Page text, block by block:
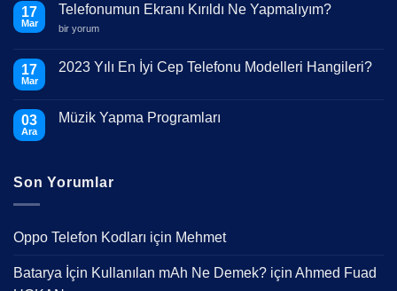
17
Mar
Telefonumun Ekranı Kırıldı Ne Yapmalıyım?
Telefonumun
Ne
Yapmalıyım?
bir yorum
17
Mar
2023 Yılı En İyi Cep Telefonu Modelleri Hangileri?
Yılı
Hangileri?
03
Ara
Müzik Yapma Programları
Programları
Son Yorumlar
Oppo Telefon Kodları için Mehmet
Batarya İçin Kullanılan mAh Ne Demek? için Ahmed Fuad